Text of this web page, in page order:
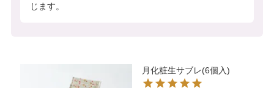
じます。
月化粧生サブレ(6個入)